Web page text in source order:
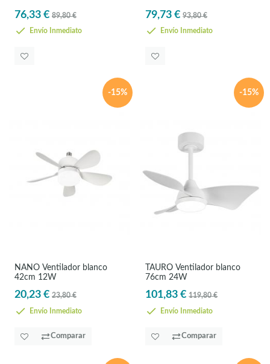
76,33 € 89,80 €
Envío Inmediato
79,73 € 93,80 €
Envío Inmediato
-15%
NANO Ventilador blanco
42cm 12W
20,23 € 23,80 €
Envío Inmediato
Comparar
-15%
TAURÓ Ventilador blanco
76cm 24W
101,83 € 119,80 €
Envío Inmediato
Comparar